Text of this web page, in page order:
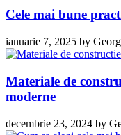
Cele mai bune
ianuarie 7, 2025 by
Materiale de
moderne
decembrie 23, 2024 by